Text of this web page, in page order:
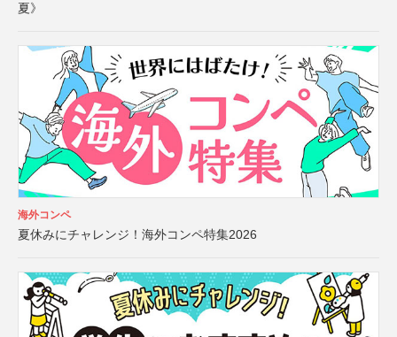
夏》
海外コンペ
夏休みにチャレンジ！海外コンペ特集2026